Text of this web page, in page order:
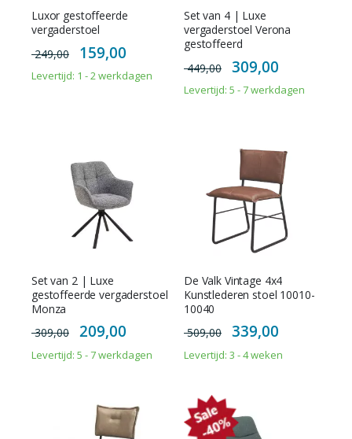
Luxor gestoffeerde
vergaderstoel
249,00
Special
Price
159,00
Levertijd: 1 - 2 werkdagen
Set van 4 | Luxe
vergaderstoel Verona
gestoffeerd
449,00
Special
Price
309,00
Levertijd: 5 - 7 werkdagen
Set van 2 | Luxe
gestoffeerde vergaderstoel
Monza
309,00
Special
Price
209,00
Levertijd: 5 - 7 werkdagen
De Valk Vintage 4x4
Kunstlederen stoel 10010-
10040
509,00
Special
Price
339,00
Levertijd: 3 - 4 weken